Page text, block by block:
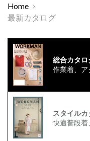
Home
最新カタログ
総合カタロ
作業着、
スタイル
快適普段